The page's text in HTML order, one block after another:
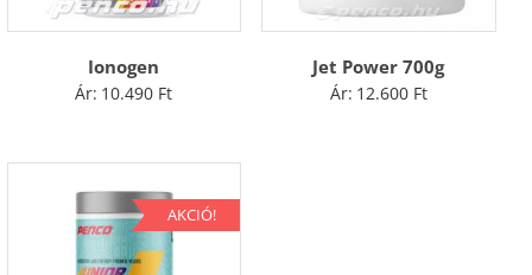
Ionogen
Ár: 10.490 Ft
Jet Power 700g
Ár: 12.600 Ft
AKCIÓ!